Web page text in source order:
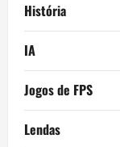
História
IA
Jogos de FPS
Lendas